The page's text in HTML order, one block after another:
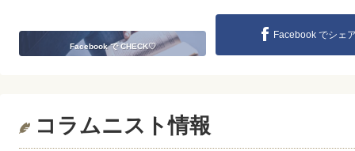
Facebook で CHECK♡
Facebook でシェ
コラムニスト情報